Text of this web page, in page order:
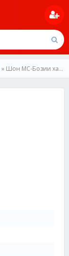
» Шон МС-Бозии хаёт